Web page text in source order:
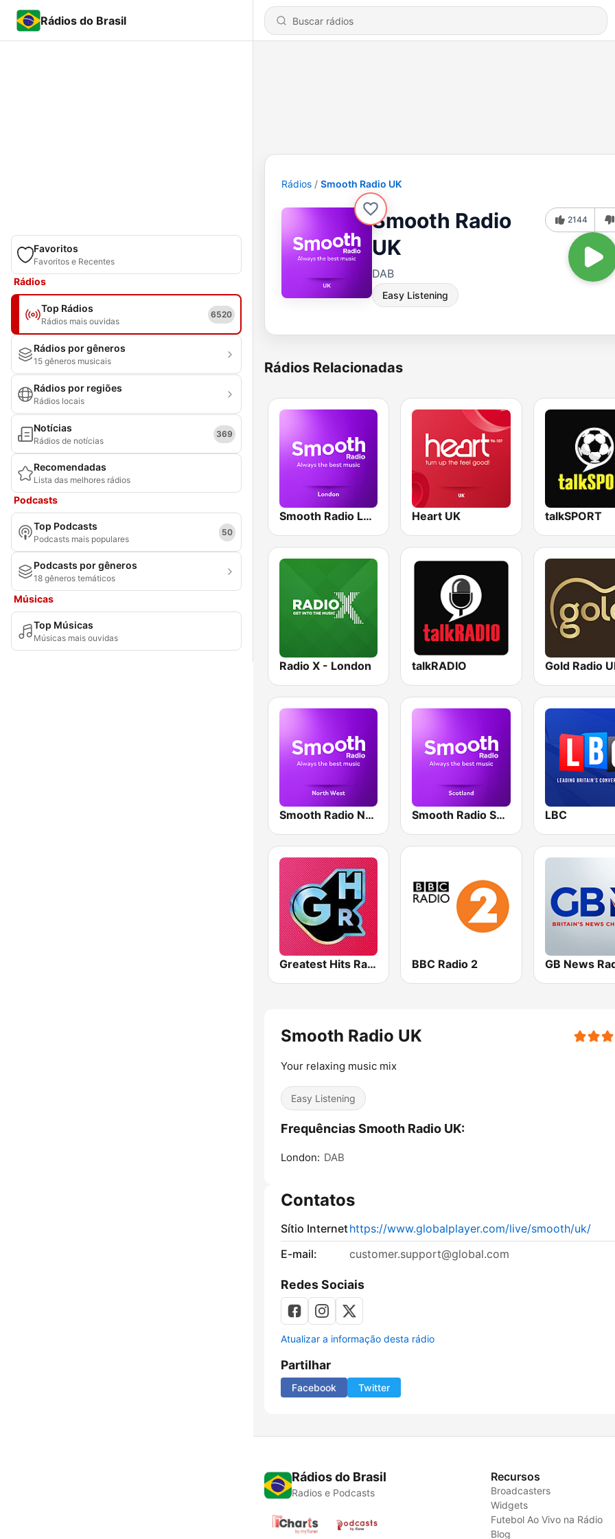
Rádios do Brasil
Favoritos
Favoritos e Recentes
Rádios
Top Rádios
Rádios mais ouvidas
6520
Rádios por gêneros
15 gêneros musicais
Rádios por regiões
Rádios locais
Notícias
Rádios de notícias
369
Recomendadas
Lista das melhores rádios
Podcasts
Top Podcasts
Podcasts mais populares
50
Podcasts por gêneros
18 gêneros temáticos
Músicas
Top Músicas
Músicas mais ouvidas
Rádios Smooth Radio UK
Smooth Radio
UK
DAB
Easy Listening
2144
Rádios Relacionadas
Smooth Radio London Heart UK talkSPORT
Radio X - London talkRADIO Gold Radio
Smooth Radio North West Smooth Radio Scotland LBC
Greatest Hits Radio BBC Radio 2 GB News
Smooth Radio UK
Your relaxing music mix
Easy Listening
Frequências Smooth Radio UK:
London: DAB
Contatos
Sítio Internethttps://www.globalplayer.com/live/smooth/uk/
E-mail:
customer.support@global.com
Redes Sociais
Atualizar a informação desta rádio
Partilhar
Facebook Twitter
Rádios do Brasil
Radios e Podcasts
Recursos
Broadcasters
Widgets
Futebol Ao Vivo na Rádio
Blog